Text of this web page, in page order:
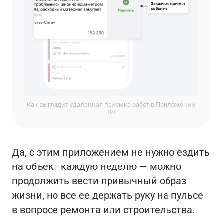
Как выглядит удаленная приемка работ в Приложении
101
Да, с этим приложением не нужно ездить
на объект каждую неделю — можно
продолжить вести привычный образ
жизни, но все ее держать руку на пульсе
в вопросе ремонта или строительства.